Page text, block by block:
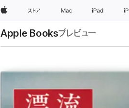
Appleストア Mac iPad
Apple Booksプレビュー